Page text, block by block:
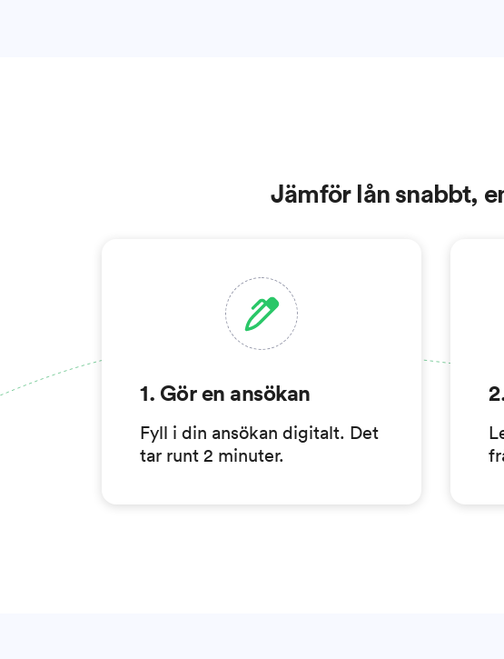
Jämför lån snabbt,
1. Gör en ansökan
Fyll i din ansökan digitalt. Det
tar runt 2 minuter.